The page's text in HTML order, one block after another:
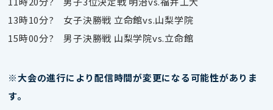
13時10分? 女子決勝戦 立命館vs.山梨学院
15時00分? 男子決勝戦 山梨学院vs.立命館
※大会の進行により配信時間が変更になる可能性がありま
す。